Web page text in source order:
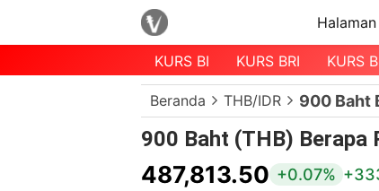
Menu
KURS BI KURS BRI KURS
Beranda THB/IDR 900 Baht
900 Baht (THB) Berapa
487,813.50 +0.07%